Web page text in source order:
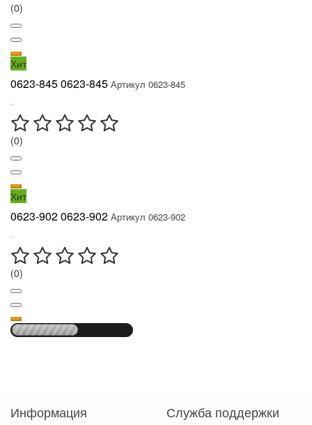
(0)
Хит
0623-845 0623-845 Артикул 0623-845
(0)
Хит
0623-902 0623-902 Артикул 0623-902
(0)
Информация Служба поддержки